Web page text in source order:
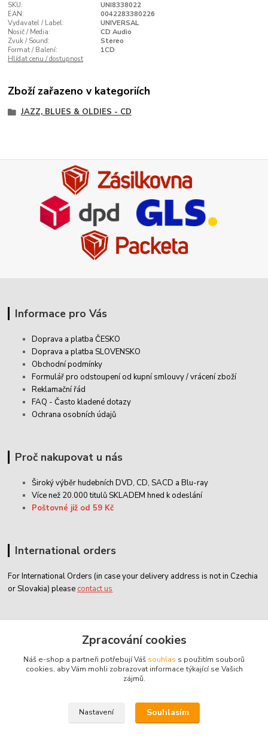
SKU:
UNI8338022
EAN:
0042283380226
Vydavatel / Label:
UNIVERSAL
Nosič / Media:
CD Audio
Zvuk / Sound:
Stereo
Format / Balení:
1CD
Hlídat cenu / dostupnost
Zboží zařazeno v kategoriích
JAZZ, BLUES & OLDIES - CD
Informace pro Vás
Doprava a platba ČESKO
Doprava a platba SLOVENSKO
Obchodní podmínky
Formulář pro odstoupení od kupní smlouvy / vrácení zboží
Reklamační řád
FAQ - Často kladené dotazy
Ochrana osobních údajů
Proč nakupovat u nás
Široký výběr hudebních DVD, CD,SACD a Blu-ray
Více než 20.000 titulů SKLADEM hned k odeslání
Poštovné již od 59 Kč
International orders
For International Orders (in case your delivery address is not in Czechia
or Slovakia) please contact us
classicdvd@classicdvd.cz
Zpracování cookies
Náš e-shop a partneři potřebují Váš souhlas s použitím souborů
cookies, aby Vám mohli zobrazovat informace týkající se Vašich
zájmů.
Nastavení Souhlasím